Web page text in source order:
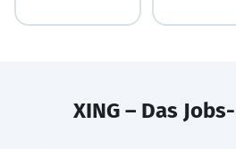
XING – Das